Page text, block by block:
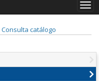
Consulta catálogo